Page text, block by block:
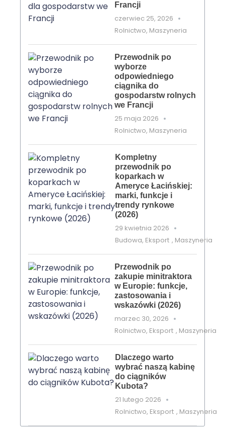
Francji
czerwiec 25, 2026
Rolnictwo, Maszyneria
Przewodnik po
wyborze
odpowiedniego
ciągnika do
gospodarstw rolnych
we Francji
25 maja 2026
Rolnictwo, Maszyneria
Kompletny
przewodnik po
koparkach w
Ameryce Łacińskiej:
marki, funkcje i
trendy rynkowe
(2026)
29 kwietnia 2026
Budowa, Eksport , Maszyneria
Przewodnik po
zakupie minitraktora
w Europie: funkcje,
zastosowania i
wskazówki (2026)
marzec 30, 2026
Rolnictwo, Eksport , Maszyneria
Dlaczego warto
wybrać naszą kabinę
do ciągników
Kubota?
21 lutego 2026
Rolnictwo, Eksport , Maszyneria